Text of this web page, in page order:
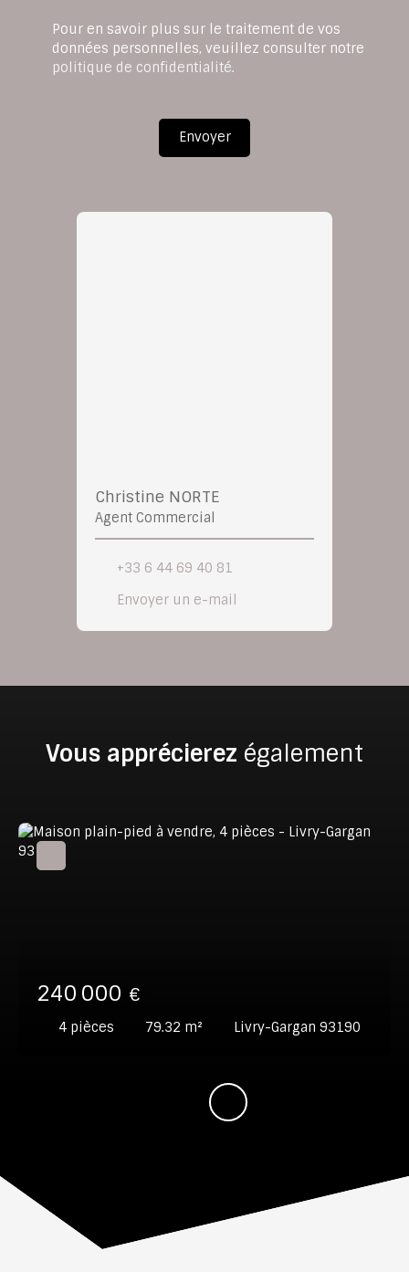
Pour en savoir plus sur le traitement de vos
données personnelles, veuillez consulter notre
politique de confidentialité.
Envoyer
Christine NORTE
Agent Commercial
+33 6 44 69 40 81
Envoyer un e-mail
Vous apprécierez également
240 000 €
4 pièces 79.32 m² Livry-Gargan 93190